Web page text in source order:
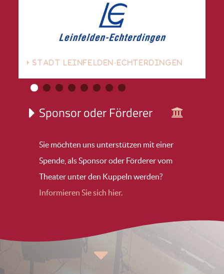
STADT LEINFELDEN-ECHTERDINGEN
Sponsor oder Förderer
Sie möchten uns unterstützen mit einer
Spende, als Sponsor oder Förderer vom
Theater unter den Kuppeln werden?
Informieren Sie sich hier.